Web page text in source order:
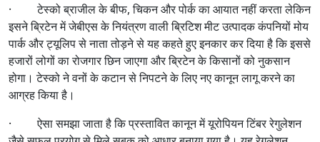
· टेस्को ब्राजील के बीफ, चिकन और पोर्क का आयात नहीं करता लेकिन
इसने ब्रिटेन में जेबीएस के नियंत्रण वाली ब्रिटिश मीट उत्पादक कंपनियों मोय
पार्क और ट्यूलिप से नाता तोड़ने से यह कहते हुए इनकार कर दिया है कि इससे
हजारों लोगों का रोजगार छिन जाएगा और ब्रिटेन के किसानों को नुकसान
होगा। टेस्को ने वनों के कटान से निपटने के लिए नए कानून लागू करने का
आग्रह किया है।
· ऐसा समझा जाता है कि प्रस्तावित कानून में यूरोपियन टिंबर रेगुलेशन